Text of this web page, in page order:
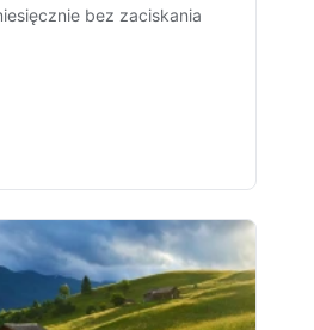
bez zaciskania